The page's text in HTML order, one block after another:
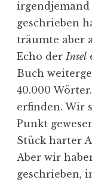
geschrieben
träumte aber
Echo derInsel
Buch
40.000
erfinden. Wir
Punkt
Stück harter
Aber wir
geschrieben,